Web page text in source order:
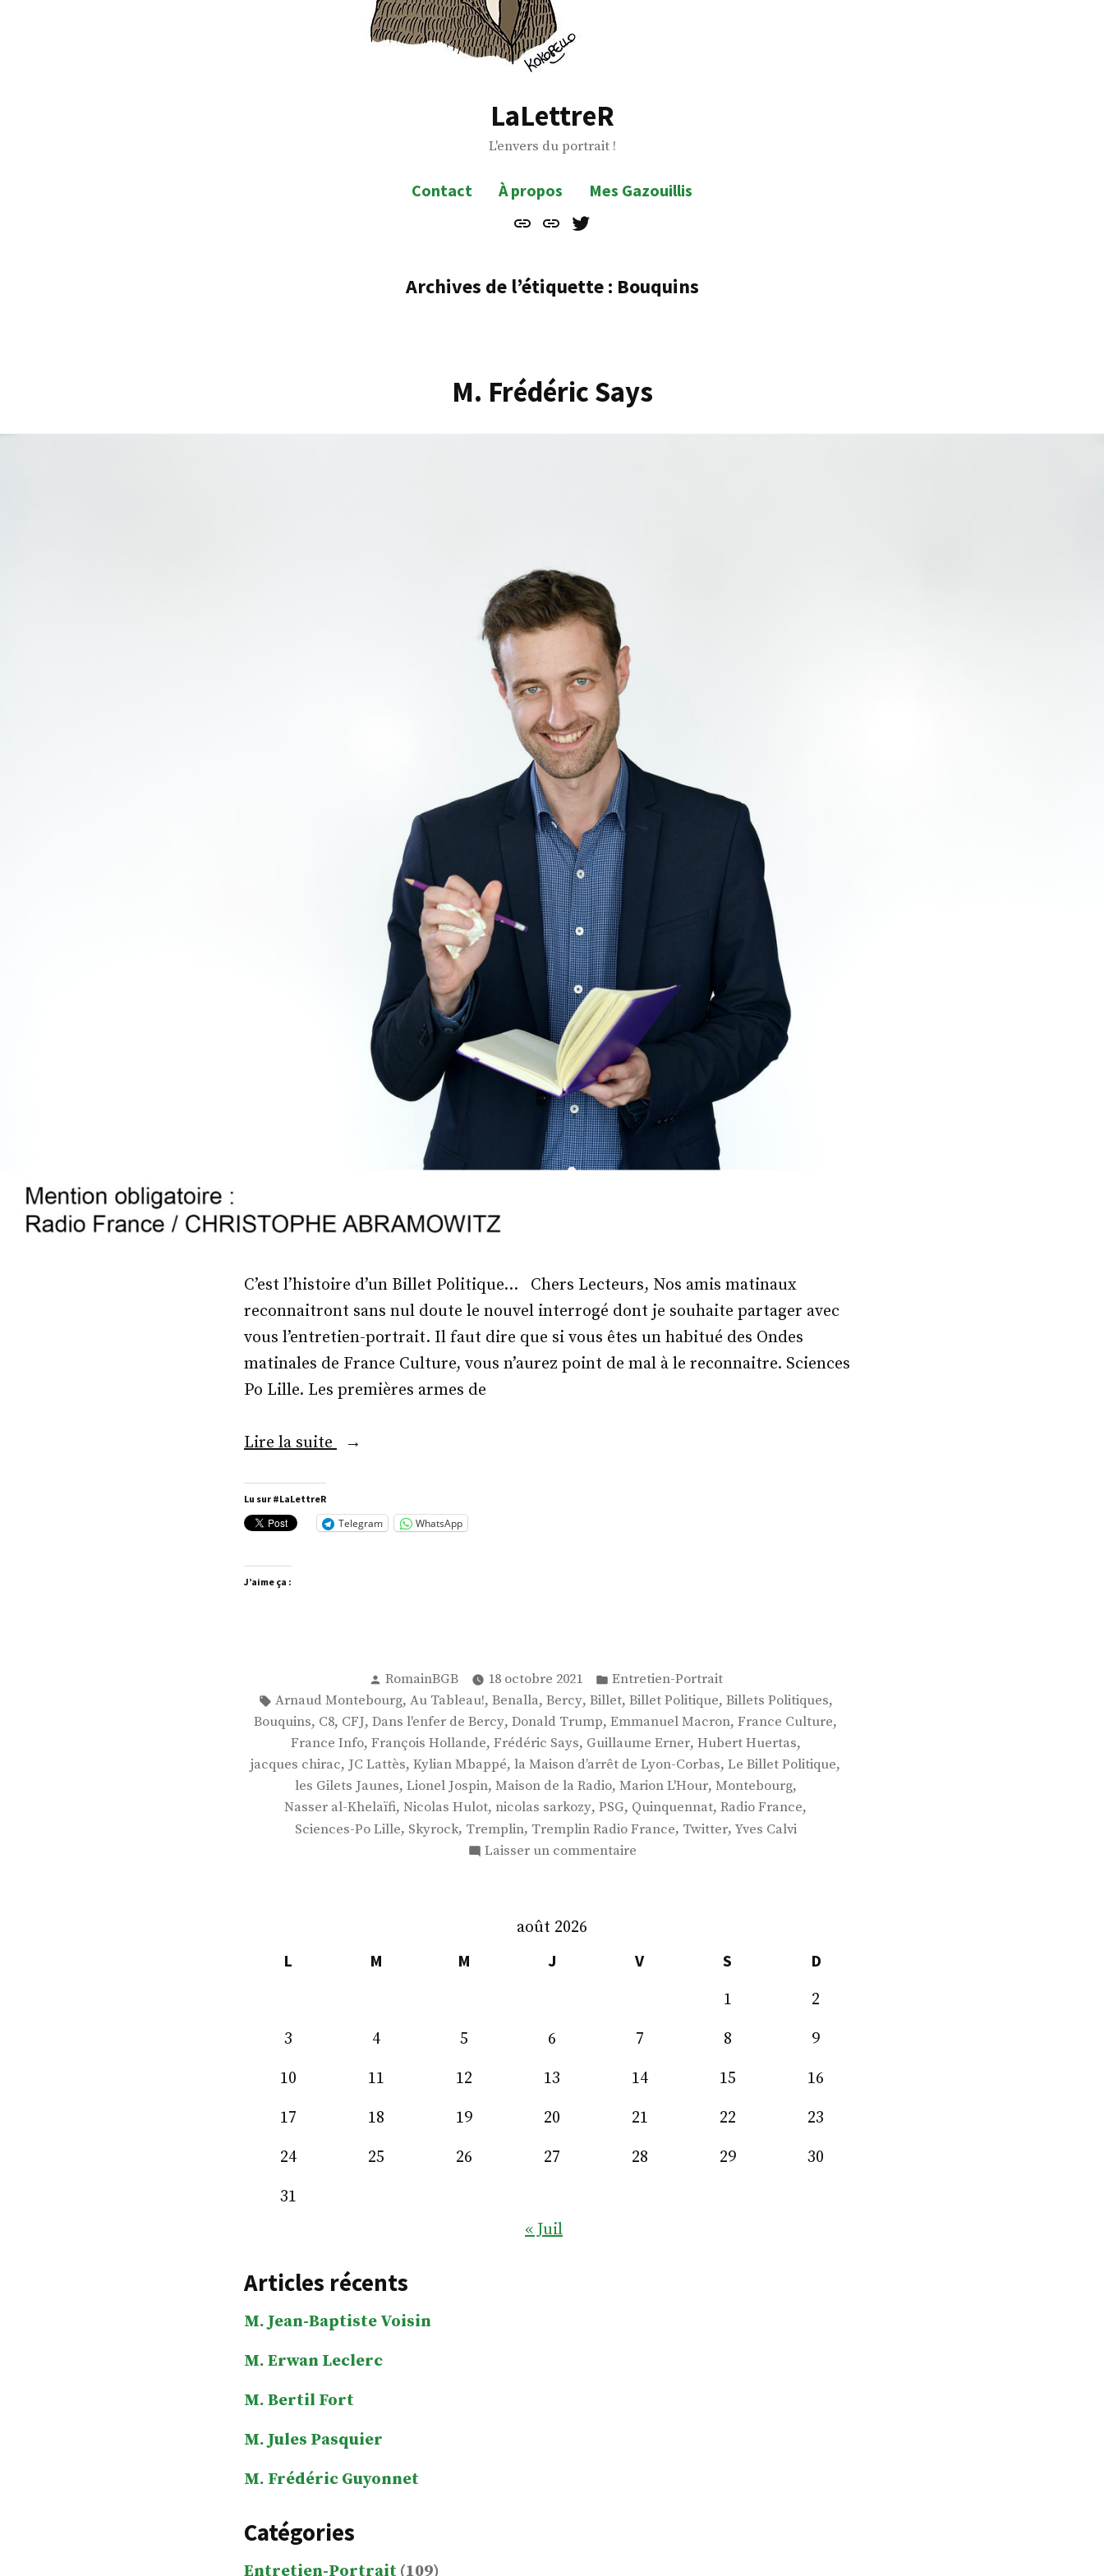
LaLettreR
L'envers du portrait !
Contact À propos
Mes Gazouillis
Contact
À
Mes
Archives de l’étiquette : Bouquins
M. Frédéric Says
C’est l’histoire d’un Billet Politique… Chers Lecteurs, Nos amis matinaux
reconnaitront sans nul doute le nouvel interrogé dont je souhaite partager avec
vous l’entretien-portrait. Il faut dire que si vous êtes un habitué des Ondes
matinales de France Culture, vous n’aurez point de mal à le reconnaitre. Sciences
Po Lille. Les premières armes de
Lire la suite « M.
Lu sur #LaLettreR
Telegram WhatsApp
J’aime ça :
Publié
par
RomainBGB 18 octobre 2021
Publié
dans
Entretien-Portrait
Étiquettes :
Arnaud Montebourg, Au Tableau!, Benalla, Bercy, Billet, Billet Politique, Billets Politiques,
Bouquins, C8, CFJ, Dans l'enfer de Bercy, Donald Trump, Emmanuel Macron, France Culture,
France Info, François Hollande, Frédéric Says, Guillaume Erner, Hubert Huertas,
jacques chirac, JC Lattès, Kylian Mbappé, la Maison d’arrêt de Lyon-Corbas, Le Billet Politique,
les Gilets Jaunes, Lionel Jospin, Maison de la Radio, Marion L'Hour, Montebourg,
Nasser al-Khelaïfi, Nicolas Hulot, nicolas sarkozy, PSG, Quinquennat, Radio France,
Sciences-Po Lille, Skyrock, Tremplin, Tremplin Radio France, Twitter,Yves Calvi
Laisser un commentairesur
août 2026
L
M M J V S
D
1
2
3
4 5 6 7 8
9
10
11 12 13 14 15
16
17
18 19 20 21 22
23
24
25 26 27 28 29
30
31
« Juil
Articles récents
M. Jean-Baptiste Voisin
M. Erwan Leclerc
M. Bertil Fort
M. Jules Pasquier
M. Frédéric Guyonnet
Catégories
Entretien-Portrait (109)